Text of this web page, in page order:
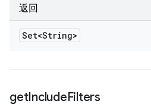
返回
Set<String>
getIncludeFilters